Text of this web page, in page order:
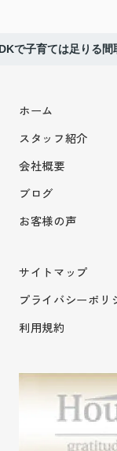
で子育ては足りる間
ホーム
スタッフ紹介
会社概要
ブログ
お客様の声
サイトマップ
プライバシーポリ
利用規約